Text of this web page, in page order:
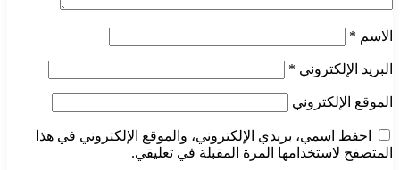
الاسم *
البريد الإلكتروني *
الموقع الإلكتروني
احفظ اسمي، بريدي الإلكتروني، والموقع الإلكتروني في هذا
المتصفح لاستخدامها المرة المقبلة في تعليقي.